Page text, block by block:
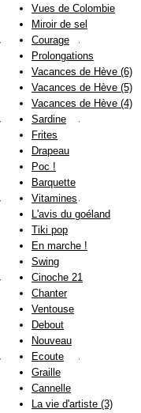
Vues de Colombie
Miroir de sel
Courage
Prolongations
Vacances de Hève (6)
Vacances de Hève (5)
Vacances de Hève (4)
Sardine
Frites
Drapeau
Poc !
Barquette
Vitamines
L'avis du goéland
Tiki pop
En marche !
Swing
Cinoche 21
Chanter
Ventouse
Debout
Nouveau
Ecoute
Graille
Cannelle
La vie d'artiste (3)